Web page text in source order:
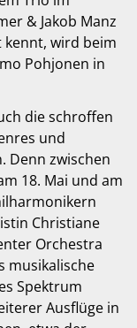
& Jakob Manz
kennt, wird beim
Pohjonen in
die schroffen
und
Denn zwischen
18. Mai und am
Christiane
Orchestra
musikalische
Spektrum
Ausflüge in